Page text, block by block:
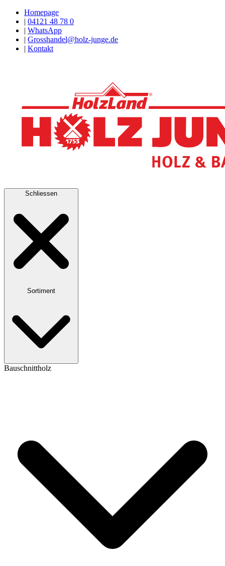
Homepage
| 04121 48 78 0
| WhatsApp
| Grosshandel@holz-junge.de
| Kontakt
Schliessen
Sortiment
Bauschnittholz